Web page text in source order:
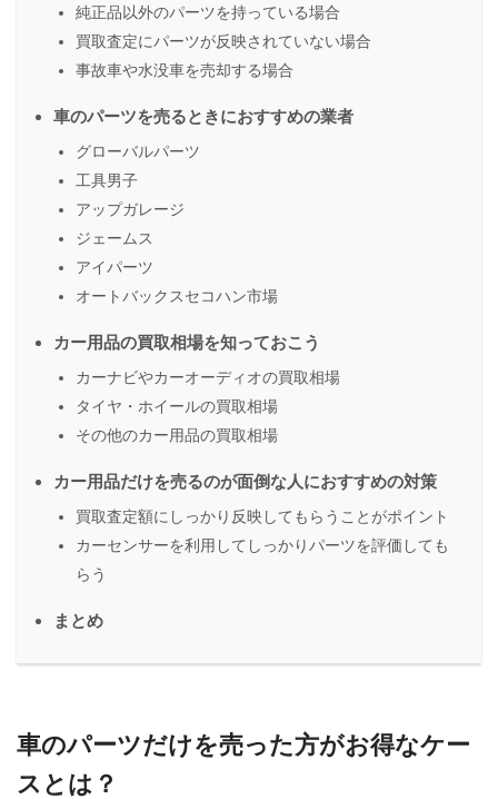
純正品以外のパーツを持っている場合
買取査定にパーツが反映されていない場合
事故車や水没車を売却する場合
車のパーツを売るときにおすすめの業者
グローバルパーツ
工具男子
アップガレージ
ジェームス
アイパーツ
オートバックスセコハン市場
カー用品の買取相場を知っておこう
カーナビやカーオーディオの買取相場
タイヤ・ホイールの買取相場
その他のカー用品の買取相場
カー用品だけを売るのが面倒な人におすすめの対策
買取査定額にしっかり反映してもらうことがポイント
カーセンサーを利用してしっかりパーツを評価しても
らう
まとめ
車のパーツだけを売った方がお得なケー
スとは？